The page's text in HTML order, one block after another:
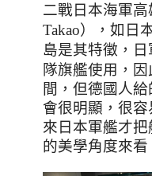
二戰日本海軍
Takao）
，如日
島是其特徵，
隊旗艦使用，
間，但德國人
會很明顯，很
來日本軍艦才
的美學角度來看